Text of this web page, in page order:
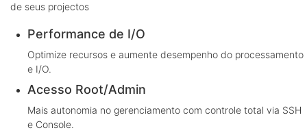
de seus projectos
Performance de I/O
Optimize recursos e aumente desempenho do processamento
e I/O.
Acesso Root/Admin
Mais autonomia no gerenciamento com controle total via SSH
e Console.